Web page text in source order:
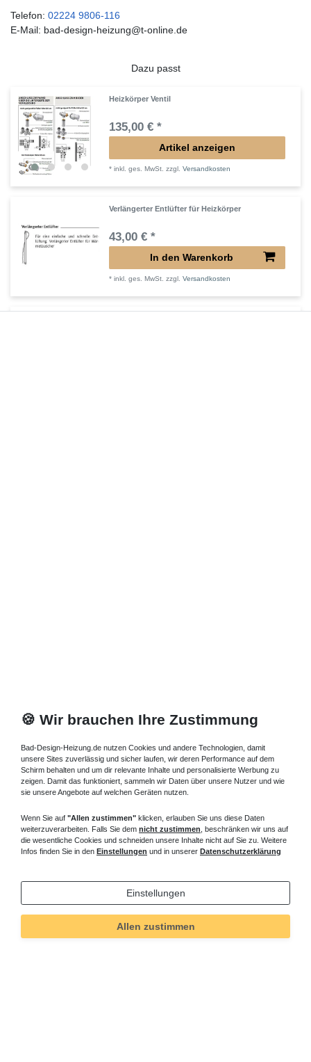
Telefon: 02224 9806-116
E-Mail: bad-design-heizung@t-online.de
Dazu passt
Heizkörper Ventil
135,00 € *
Artikel anzeigen
*inkl. ges. MwSt. zzgl.Versandkosten
Verlängerter Entlüfter für Heizkörper
43,00 € *
In den Warenkorb
*inkl. ges. MwSt. zzgl.Versandkosten
🍪 Wir brauchen Ihre Zustimmung
Bad-Design-Heizung.de nutzen Cookies und andere Technologien, damit
unsere Sites zuverlässig und sicher laufen, wir deren Performance auf dem
Schirm behalten und um dir relevante Inhalte und personalisierte Werbung zu
zeigen. Damit das funktioniert, sammeln wir Daten über unsere Nutzer und wie
sie unsere Angebote auf welchen Geräten nutzen.
Wenn Sie auf "Allen zustimmen" klicken, erlauben Sie uns diese Daten
weiterzuverarbeiten. Falls Sie dem nicht zustimmen , beschränken wir uns auf
die wesentliche Cookies und schneiden unsere Inhalte nicht auf Sie zu. Weitere
Infos finden Sie in den Einstellungen und in unserer Datenschutzerklärung
Einstellungen
Allen zustimmen